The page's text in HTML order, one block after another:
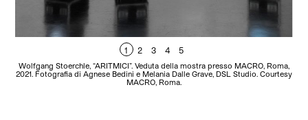
1 2 3 4 5
Wolfgang Stoerchle, “ARITMICI”. Veduta della mostra presso MACRO, Roma,
2021. Fotografia di Agnese Bedini e Melania Dalle Grave, DSL Studio. Courtesy
MACRO, Roma.